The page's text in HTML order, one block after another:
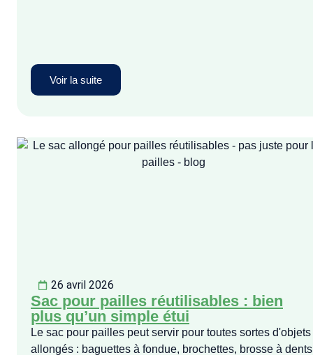
Voir la suite
26 avril 2026
Sac pour pailles réutilisables : bien
plus qu’un simple étui
Le sac pour pailles peut servir pour toutes sortes d'objets
allongés : baguettes à fondue, brochettes, brosse à